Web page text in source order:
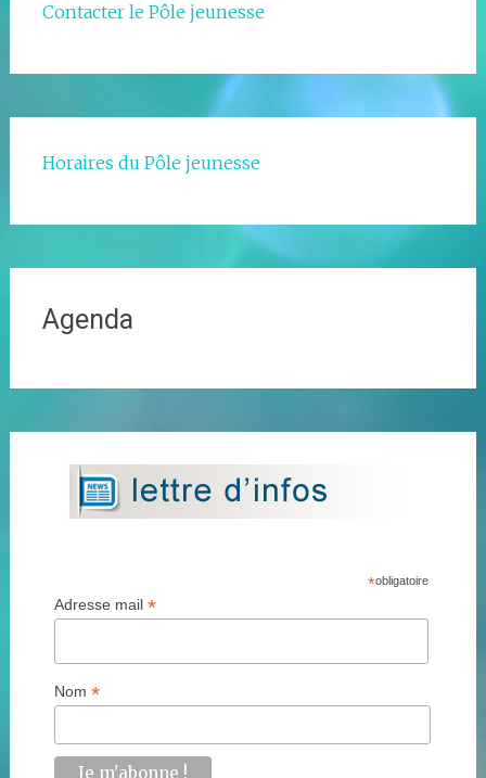
Contacter le Pôle jeunesse
Horaires du Pôle jeunesse
Agenda
*obligatoire
Adresse mail*
Nom*